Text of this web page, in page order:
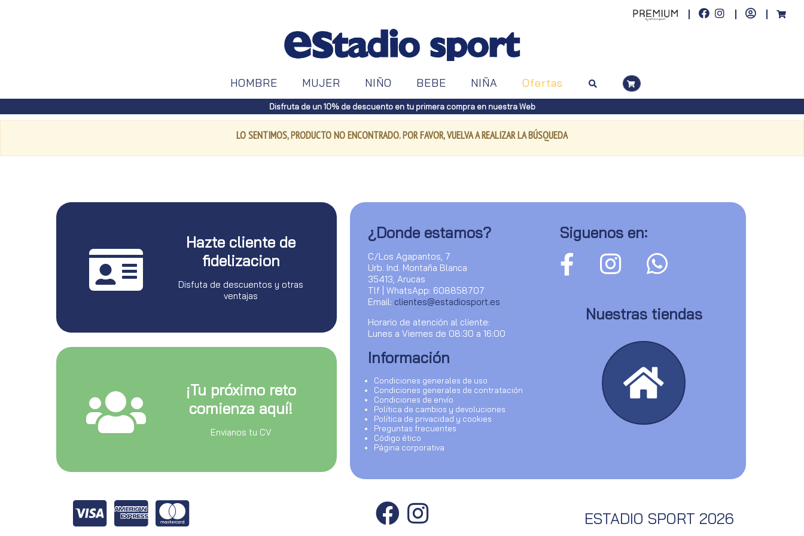
HOMBRE MUJER NIÑO BEBE NIÑA Ofertas
Disfruta de un 10% de descuento en tu primera compra en nuestra Web
LO SENTIMOS, PRODUCTO NO ENCONTRADO. POR FAVOR, VUELVA A REALIZAR LA BÚSQUEDA
Hazte cliente de
fidelizacion
Disfuta de descuentos y otras
ventajas
¡Tu próximo reto
comienza aquí!
Envianos tu CV
¿Donde estamos?
C/Los Agapantos, 7
Urb. Ind. Montaña Blanca
35413, Arucas
Tlf | WhatsApp: 608858707
Email: clientes@estadiosport.es
Horario de atención al cliente:
Lunes a Viernes de 08:30 a 16:00
Información
Condiciones generales de uso
Condiciones generales de contratación
Condiciones de envío
Política de cambios y devoluciones
Política de privacidad y cookies
Preguntas frecuentes
Código ético
Página corporativa
Siguenos en:
Nuestras tiendas
ESTADIO SPORT 2026